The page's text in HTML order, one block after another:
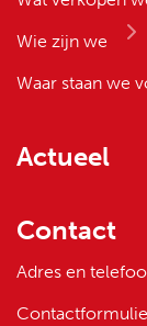
Wie zijn we
Waar staan we
Actueel
Contact
Adres en